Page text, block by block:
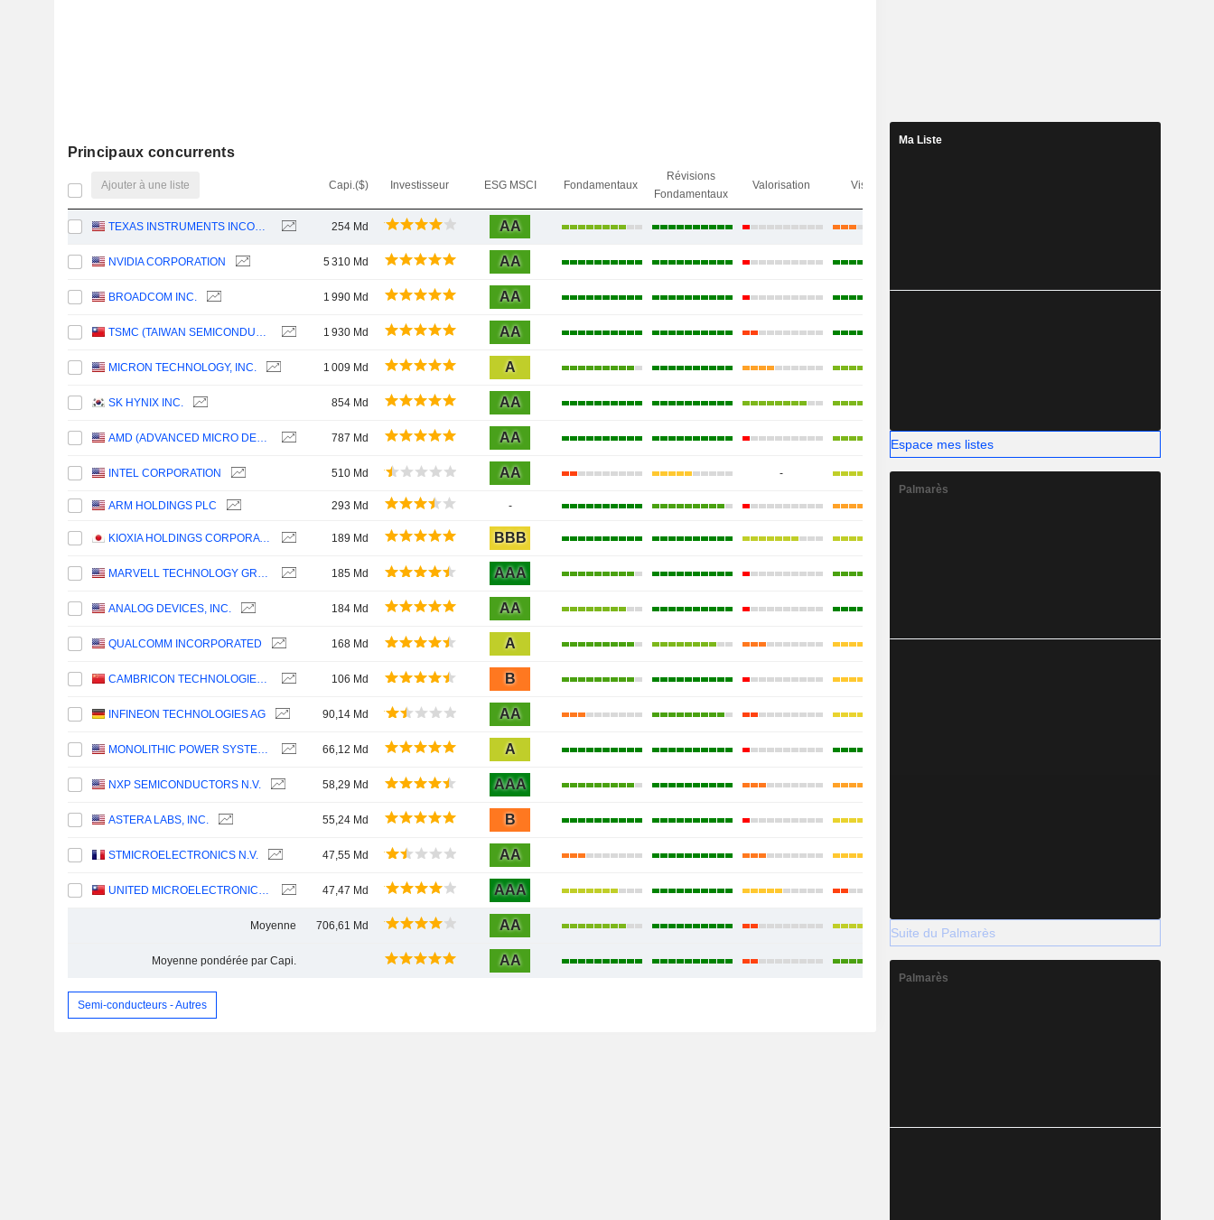
Principaux concurrents
Ajouter à une liste Capi.($) Investisseur ESG MSCI Fondamentaux
Révisions
Fondamentaux
Valorisation Visibilité
TEXAS INSTRUMENTS INCORPORATED 254 Md AA
NVIDIA CORPORATION 5 310 Md AA
BROADCOM INC. 1 990 Md AA
TSMC (TAIWAN SEMICONDUCTOR MANUFACTURING COMPANY) 1 930 Md AA
MICRON TECHNOLOGY, INC. 1 009 Md A
SK HYNIX INC. 854 Md AA
AMD (ADVANCED MICRO DEVICES) 787 Md AA
INTEL CORPORATION 510 Md AA -
ARM HOLDINGS PLC 293 Md -
KIOXIA HOLDINGS CORPORATION 189 Md BBB
MARVELL TECHNOLOGY GROUP LTD 185 Md AAA
ANALOG DEVICES, INC. 184 Md AA
QUALCOMM INCORPORATED 168 Md A
CAMBRICON TECHNOLOGIES CORPORATION LIMITED 106 Md B
INFINEON TECHNOLOGIES AG 90,14 Md AA
MONOLITHIC POWER SYSTEMS, INC. 66,12 Md A
NXP SEMICONDUCTORS N.V. 58,29 Md AAA
ASTERA LABS, INC. 55,24 Md B
STMICROELECTRONICS N.V. 47,55 Md AA
UNITED MICROELECTRONICS CORPORATION 47,47 Md AAA
Moyenne 706,61 Md AA
Moyenne pondérée par Capi. AA
Semi-conducteurs - Autres
Ma Liste
Espace mes listes
Palmarès
Suite du Palmarès
Palmarès